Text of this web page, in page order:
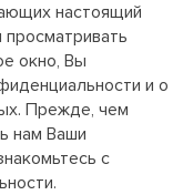
настоящий
окно, Вы
и о
Прежде, чем
нам Ваши
с